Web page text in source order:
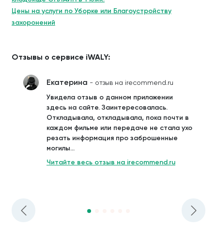
Цены на услуги по Уборке или Благоустройству
захоронений
Отзывы о сервисе iWALY:
Екатерина - отзыв на irecommend.ru
Увидела отзыв о данном приложении
здесь на сайте. Заинтересовалась.
Откладывала, откладывала, пока почти в
каждом фильме или передаче не стала ухо
резать информация про заброшенные
могилы...
Читайте весь отзыв на irecommend.ru